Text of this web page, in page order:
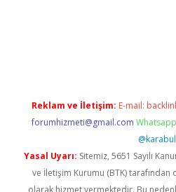
Reklam ve İletişim: E-mail:
forumhizmeti@gmail.com
@karabul
Yasal Uyarı: Sitemiz, 5651 Sayılı
ve İletişim Kurumu (BTK) tarafından
olarak hizmet vermektedir. Bu